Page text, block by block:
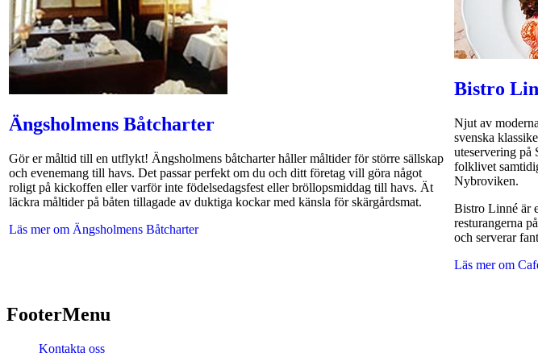
Ängsholmens Båtcharter
Gör er måltid till en utflykt! Ängsholmens båtcharter håller måltider för större sällskap
och evenemang till havs. Det passar perfekt om du och ditt företag vill göra något
roligt på kickoffen eller varför inte födelsedagsfest eller bröllopsmiddag till havs. Ät
läckra måltider på båten tillagade av duktiga kockar med känsla för skärgårdsmat.
Läs mer om Ängsholmens Båtcharter
Bistro
Njut av
svenska
uteservering på
folklivet
Nybroviken.
Bistro Linné är
resturangerna
och serverar
Läs mer om
FooterMenu
Kontakta oss